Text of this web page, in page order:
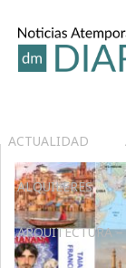
ACTUALIDAD
ALQUILERES
ARQUITECTURA